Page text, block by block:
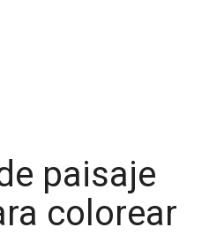
paisaje
colorear